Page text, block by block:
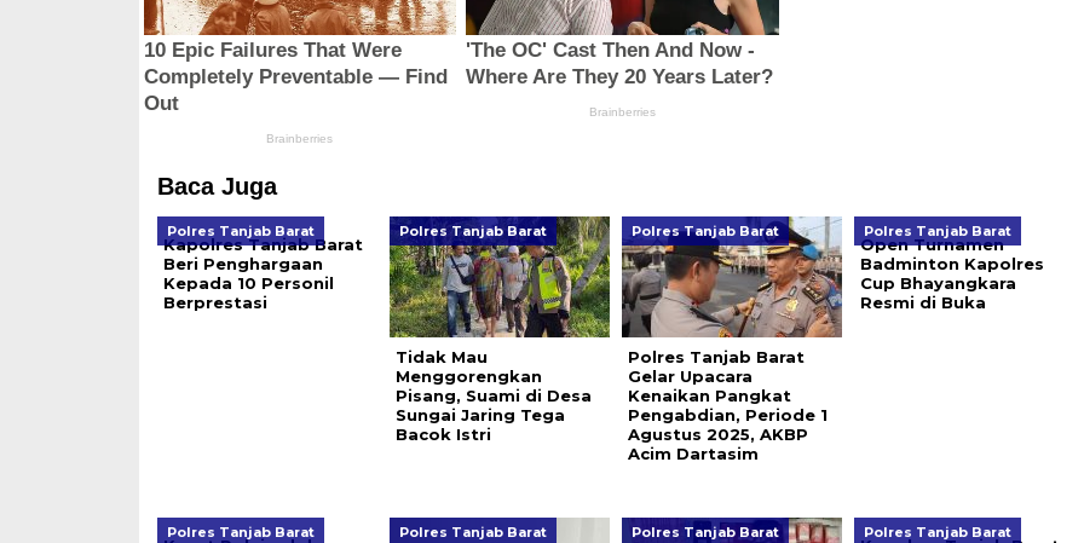
Baca Juga
Polres Tanjab Barat
Kapolres Tanjab Barat
Beri Penghargaan
Kepada 10 Personil
Berprestasi
Polres Tanjab Barat
Tidak Mau
Menggorengkan
Pisang, Suami di Desa
Sungai Jaring Tega
Bacok Istri
Polres Tanjab Barat
Polres Tanjab Barat
Gelar Upacara
Kenaikan Pangkat
Pengabdian, Periode 1
Agustus 2025, AKBP
Acim Dartasim
Polres Tanjab Barat
Open Turnamen
Badminton Kapolres
Cup Bhayangkara
Resmi di Buka
Polres Tanjab Barat Polres Tanjab Barat Polres Tanjab Barat Polres Tanjab Barat